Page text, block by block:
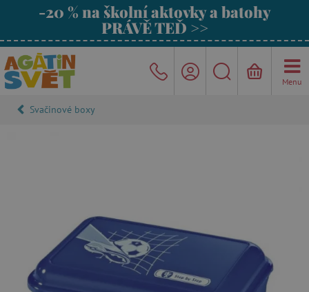
-20 % na školní aktovky a batohy
PRÁVĚ TEĎ >>
Menu
Svačinové boxy